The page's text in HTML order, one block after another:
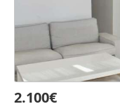
2.100€